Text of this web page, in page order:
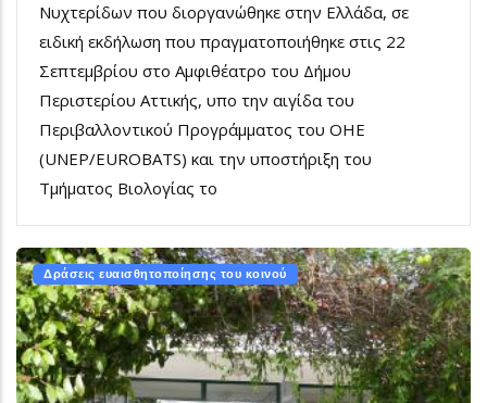
Νυχτερίδων που διοργανώθηκε στην Ελλάδα, σε
ειδική εκδήλωση που πραγματοποιήθηκε στις 22
Σεπτεμβρίου στο Αμφιθέατρο του Δήμου
Περιστερίου Αττικής, υπο την αιγίδα του
Περιβαλλοντικού Προγράμματος του ΟΗΕ
(UNEP/EUROBATS) και την υποστήριξη του
Τμήματος Βιολογίας το
Δράσεις ευαισθητοποίησης του κοινού